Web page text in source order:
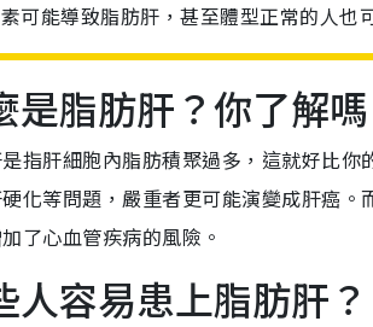
可能導致脂肪肝，甚至體型正常的人也
是脂肪肝？你了解
指肝細胞內脂肪積聚過多，這就好比
化等問題，嚴重者更可能演變成肝癌
了心血管疾病的風險。
人容易患上脂肪肝？